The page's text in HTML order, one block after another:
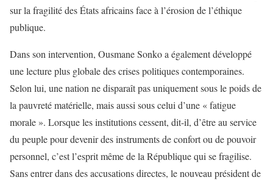
sur la fragilité des États africains face à l’érosion de l’éthique
publique.
Dans son intervention, Ousmane Sonko a également développé
une lecture plus globale des crises politiques contemporaines.
Selon lui, une nation ne disparaît pas uniquement sous le poids de
la pauvreté matérielle, mais aussi sous celui d’une « fatigue
morale ». Lorsque les institutions cessent, dit-il, d’être au service
du peuple pour devenir des instruments de confort ou de pouvoir
personnel, c’est l’esprit même de la République qui se fragilise.
Sans entrer dans des accusations directes, le nouveau président de